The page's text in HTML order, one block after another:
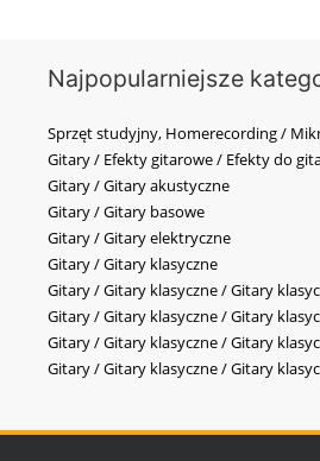
Najpopularniejsze
Sprzęt studyjny, Homerecording /
Gitary / Efekty gitarowe / Efekty do
Gitary / Gitary akustyczne
Gitary / Gitary basowe
Gitary / Gitary elektryczne
Gitary / Gitary klasyczne
Gitary / Gitary klasyczne / Gitary
Gitary / Gitary klasyczne / Gitary
Gitary / Gitary klasyczne / Gitary
Gitary / Gitary klasyczne / Gitary